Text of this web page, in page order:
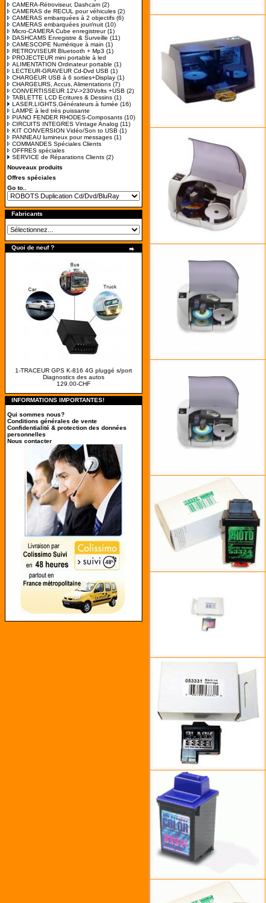
CAMERA-Rétroviseur, Dashcam (2)
CAMERAS de RECUL pour véhicules (2)
CAMERAS embarquées à 2 objectifs (6)
CAMERAS embarquées jour/nuit (10)
Micro-CAMERA Cube enregistreur(1)
DASHCAMS Enregistre & Surveille (11)
CAMESCOPE Numérique à main (1)
RETROVISEUR Bluetooth + Mp3 (1)
PROJECTEUR mini portable à led
ALIMENTATION Ordinateur portable (1)
LECTEUR-GRAVEUR Cd-Dvd USB (1)
CHARGEUR USB à 6 sorties+Display (1)
CHARGEURS, Accus, Alimentations (7)
CONVERTISSEUR 12V->230Volts +USB (2)
TABLETTE LCD Ecritures & Dessins (1)
LASER,LIGHTS,Générateurs à fumée (16)
LAMPE à led très puissante
PIANO FENDER RHODES-Composants (10)
CIRCUITS INTEGRES Vintage Analog (11)
KIT CONVERSION Vidéo/Son to USB (1)
PANNEAU lumineux pour messages (1)
COMMANDES Spéciales Clients
OFFRES spéciales
SERVICE de Réparations Clients (2)
Nouveaux produits
Offres spéciales
Go to..
Fabricants
Quoi de neuf ?
1-TRACEUR GPS K-816 4G pluggé s/port
Diagnostics des autos
129.00-CHF
INFORMATIONS IMPORTANTES!
Qui sommes nous?
Conditions générales de vente
Confidentialité & protection des données
personnelles
Nous contacter